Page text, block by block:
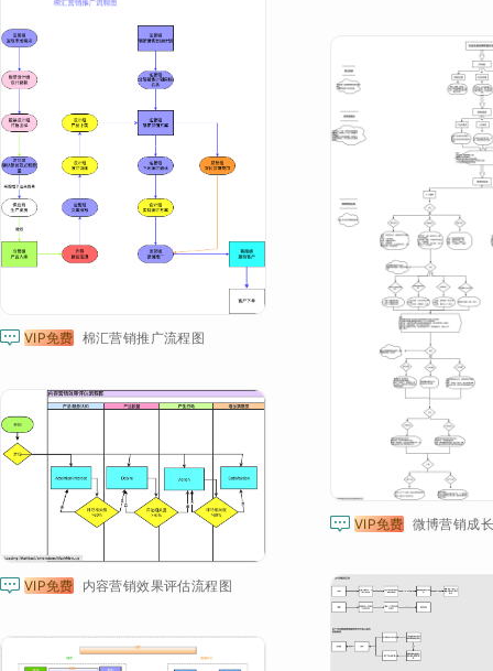
 VIP免费 棉汇营销推广流程图
 VIP免费 微博营销成
 VIP免费 内容营销效果评估流程图